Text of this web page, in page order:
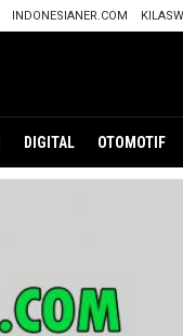
INDONESIANER.COM
DIGITAL OTOMOTIF